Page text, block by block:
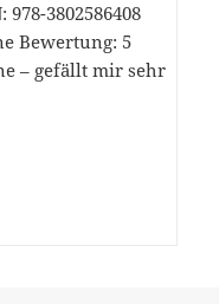
978-3802586408
Bewertung: 5
– gefällt mir sehr